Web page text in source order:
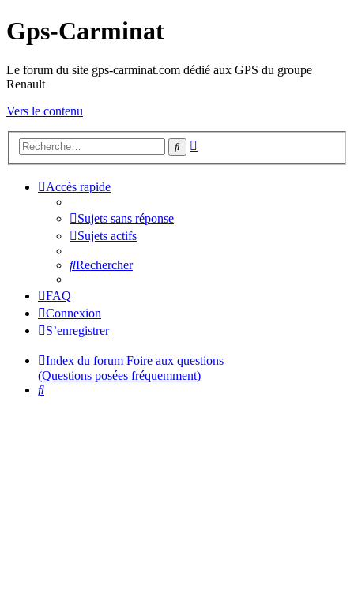
Gps-Carminat
Le forum du site gps-carminat.com dédié aux GPS du groupe
Renault
Vers le contenu
Rechercher
Accès rapide
Sujets sans réponse
Sujets actifs
Rechercher
FAQ
Connexion
S’enregistrer
Index du forum Foire aux questions
(Questions posées fréquemment)
Rechercher